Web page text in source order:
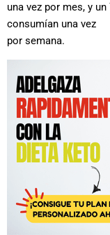
una vez por mes, y
consumían una vez
por semana.